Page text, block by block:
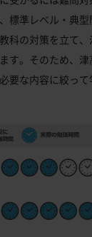
標準レベル・典
科の対策を立て
す。そのため、
要な内容に絞っ